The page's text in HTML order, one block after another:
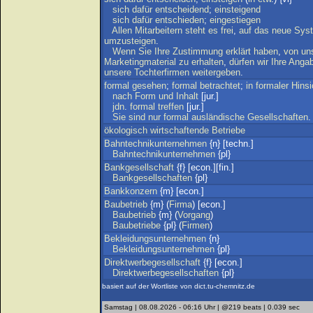
sich dafür entscheidend; einsteigend
sich dafür entschieden; eingestiegen
Allen Mitarbeitern steht es frei, auf das neue
umzusteigen.
Wenn Sie Ihre Zustimmung erklärt haben, von
Marketingmaterial zu erhalten, dürfen wir Ihre
unsere Tochterfirmen weitergeben.
formal gesehen; formal betrachtet; in formaler
nach Form und Inhalt [jur.]
jdn. formal treffen [jur.]
Sie sind nur formal ausländische Gesellschaften.
ökologisch wirtschaftende Betriebe
Bahntechnikunternehmen {n} [techn.]
Bahntechnikunternehmen {pl}
Bankgesellschaft {f} [econ.][fin.]
Bankgesellschaften {pl}
Bankkonzern {m} [econ.]
Baubetrieb {m} (Firma) [econ.]
Baubetrieb {m} (Vorgang)
Baubetriebe {pl} (Firmen)
Bekleidungsunternehmen {n}
Bekleidungsunternehmen {pl}
Direktwerbegesellschaft {f} [econ.]
Direktwerbegesellschaften {pl}
basiert auf der Wortliste von dict.tu-chemnitz.de
Samstag | 08.08.2026 - 06:16 Uhr | @219 beats | 0.039 sec